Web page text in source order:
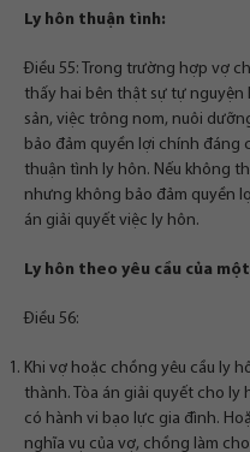
Ly hôn thuận tình:
Điều 55: Trong trường hợp vợ
thấy hai bên thật sự tự nguyện
sản, việc trông nom, nuôi
bảo đảm quyền lợi chính đáng
thuận tình ly hôn. Nếu không
nhưng không bảo đảm quyền
án giải quyết việc ly hôn.
Ly hôn theo yêu cầu của
Điều 56:
Khi vợ hoặc chồng yêu cầu ly
thành. Tòa án giải quyết cho ly
có hành vi bạo lực gia đình.
nghĩa vụ của vợ, chồng làm